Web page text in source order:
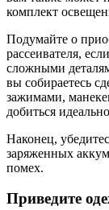
комплект
Подумайте о
рассеивателя,
сложными
вы собираетесь
зажимами,
добиться
Наконец,
заряженных
помех.
Приведите